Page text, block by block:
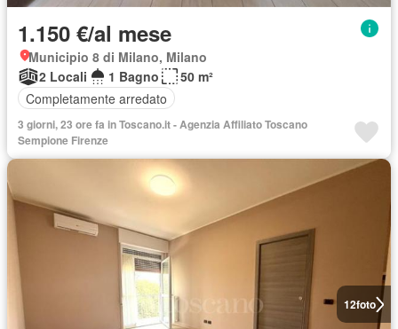
1.150 €/al mese
Municipio 8 di Milano, Milano
2 Locali
1 Bagno
50 m²
Completamente arredato
3 giorni, 23 ore fa in Toscano.it - Agenzia Affiliato Toscano
Sempione Firenze
12foto